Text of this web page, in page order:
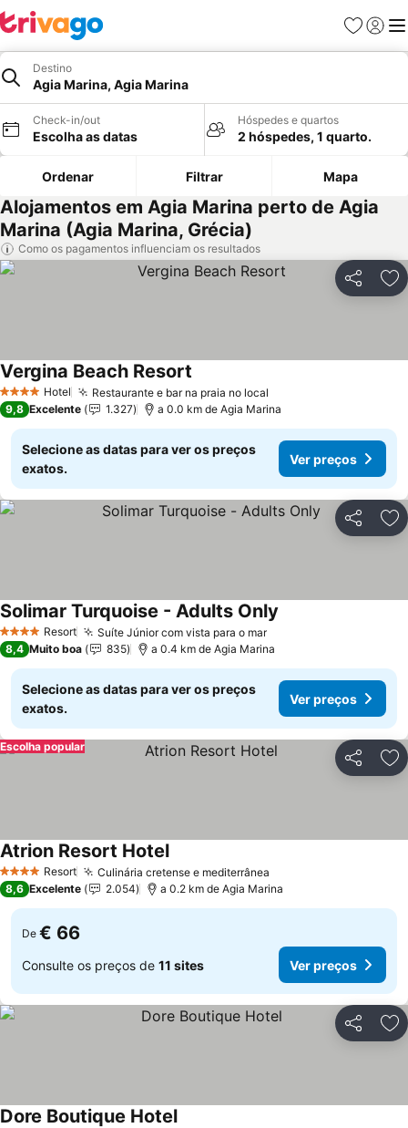
Favoritos
Iniciar
Destino
Agia Marina, Agia Marina
Check-in/out
Escolha as datas
Hóspedes e quartos
2 hóspedes, 1 quarto.
Ordenar Filtrar Mapa
Alojamentos em Agia Marina perto de Agia
Marina (Agia Marina, Grécia)
Como os pagamentos influenciam os resultados
Partilhar
4 EstrelasHotel Restaurante e bar na praia no local
Vergina Beach Resort
9,8 Excelente 1.327 a 0.0 km de Agia Marina
Selecione as datas para ver os preços
exatos.
Ver preços
Partilhar
4 EstrelasResort Suíte Júnior com vista para o mar
Solimar Turquoise - Adults Only
8,4 Muito boa 835 a 0.4 km de Agia Marina
Selecione as datas para ver os preços
exatos.
Ver preços
Partilhar
Escolha popular
4 EstrelasResort Culinária cretense e mediterrânea
Atrion Resort Hotel
8,6 Excelente 2.054 a 0.2 km de Agia Marina
De € 66
Consulte os preços de 11 sites Ver preços
Partilhar
Dore Boutique Hotel